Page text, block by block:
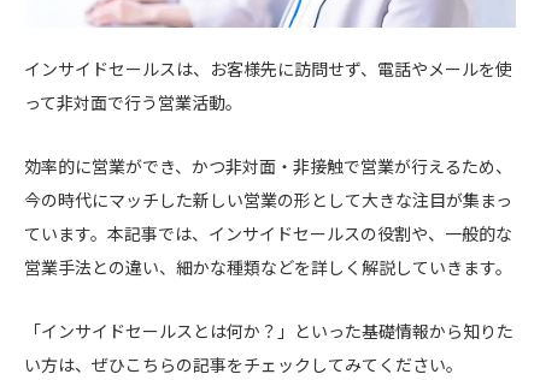
インサイドセールスは、お客様先に訪問せず、電話やメールを使
って非対面で行う営業活動。
効率的に営業ができ、かつ非対面・非接触で営業が行えるため、
今の時代にマッチした新しい営業の形として大きな注目が集まっ
ています。本記事では、インサイドセールスの役割や、一般的な
営業手法との違い、細かな種類などを詳しく解説していきます。
「インサイドセールスとは何か？」といった基礎情報から知りた
い方は、ぜひこちらの記事をチェックしてみてください。